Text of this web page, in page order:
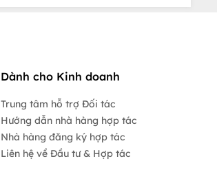
Dành cho Kinh doanh
Trung tâm hỗ trợ Đối tác
Hướng dẫn nhà hàng hợp tác
Nhà hàng đăng ký hợp tác
Liên hệ về Đầu tư & Hợp tác